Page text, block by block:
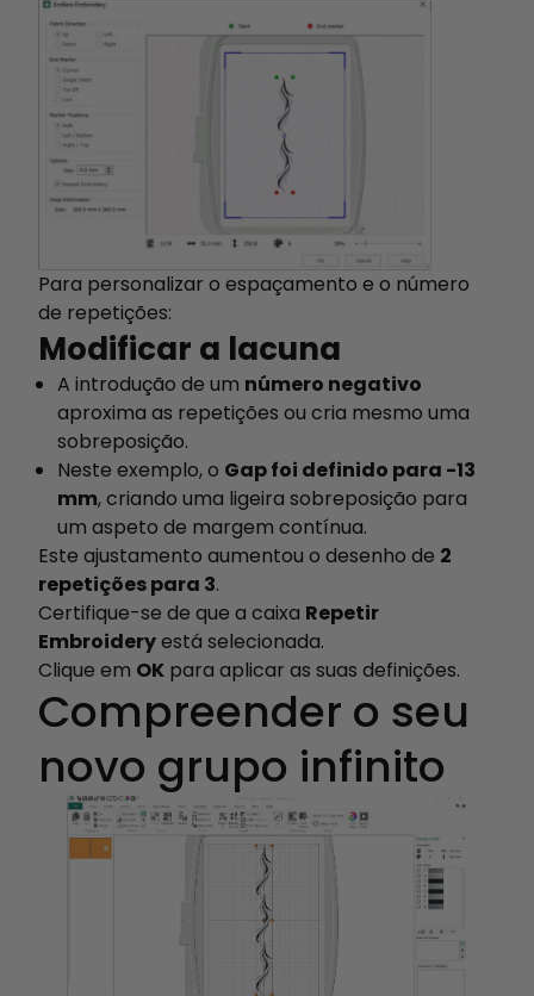
Para personalizar o espaçamento e o número
de repetições:
Modificar a lacuna
A introdução de um número negativo
aproxima as repetições ou cria mesmo uma
sobreposição.
Neste exemplo, o Gap foi definido para -13
mm, criando uma ligeira sobreposição para
um aspeto de margem contínua.
Este ajustamento aumentou o desenho de 2
repetições para 3.
Certifique-se de que a caixa Repetir
Embroideryestá selecionada.
Clique em OK para aplicar as suas definições.
Compreender o seu
novo grupo infinito